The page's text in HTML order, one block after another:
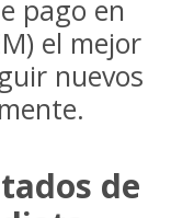
pago en
el mejor
nuevos
de